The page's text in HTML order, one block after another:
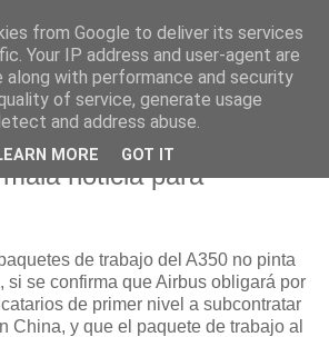
noticia para
de trabajo del A350 no pinta
si se confirma que Airbus obligará por
de primer nivel a subcontratar
China, y que el paquete de trabajo al
from Google to deliver its services
Your IP address and user-agent are
along with performance and security
of service, generate usage
and address abuse.
MORE GOT IT